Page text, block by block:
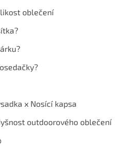
oblečení
x Nosící kapsa
outdoorového oblečení